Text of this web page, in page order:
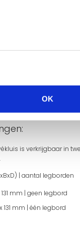
OK
wordt geleverd met
is verkrijgbaar in
| aantal legborden
131 mm | geen legbord
131 mm | één legbord